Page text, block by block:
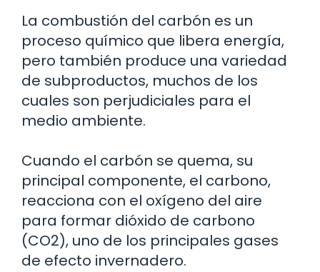
La combustión del carbón es un
proceso químico que libera energía,
pero también produce una variedad
de subproductos, muchos de los
cuales son perjudiciales para el
medio ambiente.
Cuando el carbón se quema, su
principal componente, el carbono,
reacciona con el oxígeno del aire
para formar dióxido de carbono
(CO2), uno de los principales gases
de efecto invernadero.